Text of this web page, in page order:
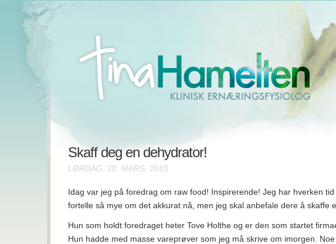
Skaff deg en dehydrator!
LØRDAG, 20. MARS, 2010
Idag var jeg på foredrag om raw food! Inspirerende! Jeg har hverken
fortelle så mye om det akkurat nå, men jeg skal anbefale dere å skaffe
Hun som holdt foredraget heter Tove Holthe og er den som startet
Hun hadde med masse vareprøver som jeg må skrive om imorgen.